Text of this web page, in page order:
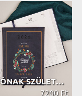
TANÍTÓNAK SZÜLETETT - HATÁRIDŐNAPLÓ
7200 Ft